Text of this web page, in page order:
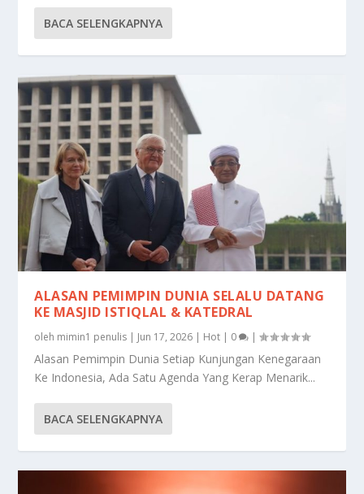
BACA SELENGKAPNYA
ALASAN PEMIMPIN DUNIA SELALU DATANG
KE MASJID ISTIQLAL & KATEDRAL
oleh mimin1 penulis | Jun 17, 2026 | Hot | 0 |
Alasan Pemimpin Dunia Setiap Kunjungan Kenegaraan
Ke Indonesia, Ada Satu Agenda Yang Kerap Menarik...
BACA SELENGKAPNYA